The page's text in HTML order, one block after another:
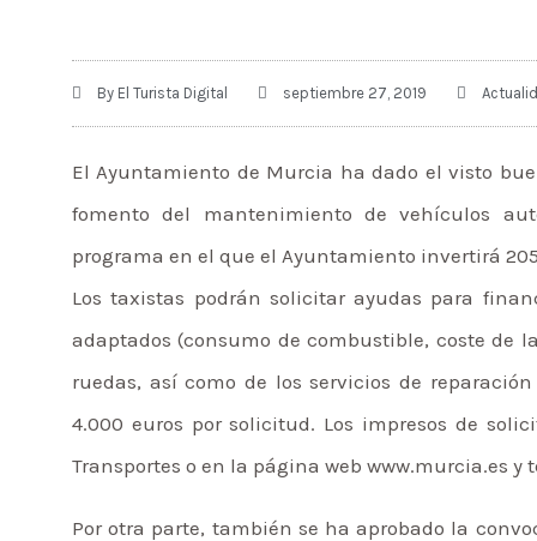
By El Turista Digital septiembre 27, 2019
El Ayuntamiento de Murcia ha dado el visto
fomento del mantenimiento de vehículos
programa en el que el Ayuntamiento invertirá
Los taxistas podrán solicitar ayudas para
adaptados (consumo de combustible, coste de
ruedas, así como de los servicios de
4.000 euros por solicitud. Los impresos de
Transportes o en la página web www.murcia.es
Por otra parte, también se ha aprobado la